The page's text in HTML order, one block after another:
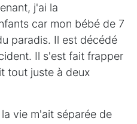
j'ai la
car mon bébé de 7
paradis. Il est décédé
Il s'est fait frapper
tout juste à deux
vie m'ait séparée de